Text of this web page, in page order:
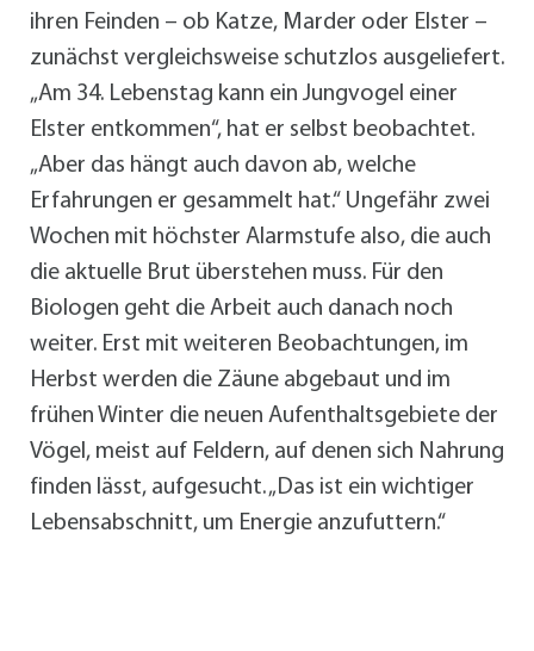
ihren Feinden – ob Katze, Marder oder Elster –
zunächst vergleichsweise schutzlos ausgeliefert.
„Am 34. Lebenstag kann ein Jungvogel einer
Elster entkommen“, hat er selbst beobachtet.
„Aber das hängt auch davon ab, welche
Erfahrungen er gesammelt hat.“ Ungefähr zwei
Wochen mit höchster Alarmstufe also, die auch
die aktuelle Brut überstehen muss. Für den
Biologen geht die Arbeit auch danach noch
weiter. Erst mit weiteren Beobachtungen, im
Herbst werden die Zäune abgebaut und im
frühen Winter die neuen Aufenthaltsgebiete der
Vögel, meist auf Feldern, auf denen sich Nahrung
finden lässt, aufgesucht. „Das ist ein wichtiger
Lebensabschnitt, um Energie anzufuttern.“